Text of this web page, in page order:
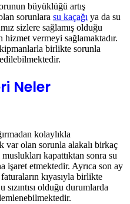
büyüklüğü artış
sorunlara su kaçağı ya da su
sizlere sağlamış olduğu
hizmet vermeyi sağlamaktadır.
birlikte sorunla
Neler
kolaylıkla
var olan sorunla alakalı birkaç
kapattıktan sonra su
işaret etmektedir. Ayrıca son ay
kıyasıyla birlikte
olduğu durumlarda